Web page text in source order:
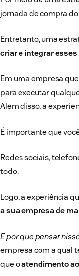
jornada de compra
Entretanto, uma
criar e integrar
Em uma empresa
para executar
Além disso, a
É importante que
Redes sociais,
todo.
Logo, a experiência
a sua empresa de
E por que pensar
empresa com a qual
que oatendimento